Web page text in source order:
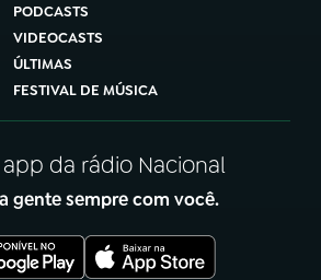
PODCASTS
VIDEOCASTS
ÚLTIMAS
FESTIVAL DE MÚSICA
app da rádio Nacional
gente sempre com você.